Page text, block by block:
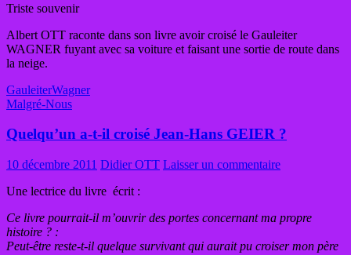
Triste souvenir
Albert OTT raconte dans son livre avoir croisé le Gauleiter
WAGNER fuyant avec sa voiture et faisant une sortie de route dans
la neige.
GauleiterWagner
Malgré-Nous
Quelqu’un a-t-il croisé Jean-Hans GEIER ?
10 décembre 2011 Didier OTT Laisser un commentaire
Une lectrice du livre écrit :
Ce livre pourrait-il m’ouvrir des portes concernant ma propre
histoire ? :
Peut-être reste-t-il quelque survivant qui aurait pu croiser mon père